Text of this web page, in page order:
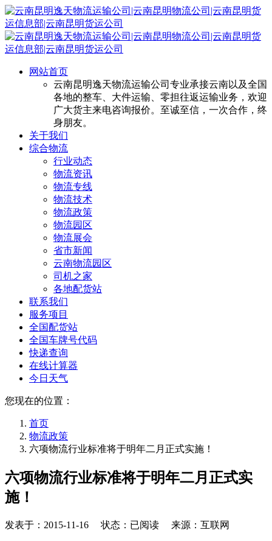
网站首页
云南昆明逸天物流运输公司专业承接云南以及全国
各地的整车、大件运输、零担往返运输业务，欢迎
广大货主来电咨询报价。至诚至信，一次合作，终
身朋友。
关于我们
综合物流
行业动态
物流资讯
物流专线
物流技术
物流政策
物流园区
物流展会
省市新闻
云南物流园区
司机之家
各地配货站
联系我们
服务项目
全国配货站
全国车牌号代码
快递查询
在线计算器
今日天气
您现在的位置：
首页
物流政策
六项物流行业标准将于明年二月正式实施！
六项物流行业标准将于明年二月正式实
施！
发表于： 2015-11-16 状态：已阅读 来源：互联网